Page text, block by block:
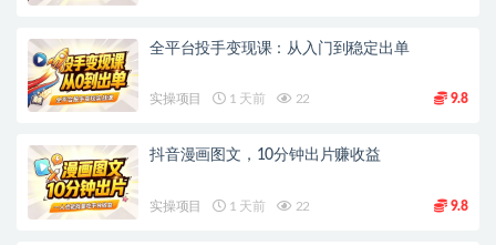
全平台投手变现课：从入门到稳定出单
实操项目 1 天前 22 9.8
抖音漫画图文，10分钟出片赚收益
实操项目 1 天前 22 9.8